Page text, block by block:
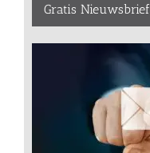
Gratis Nieuwsbrief